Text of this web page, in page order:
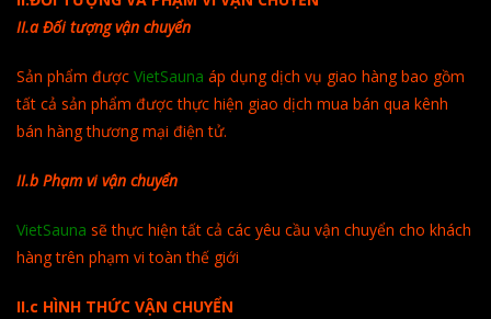
II.a Đối tượng vận chuyển
Sản phẩm được VietSauna áp dụng dịch vụ giao hàng bao gồm
tất cả sản phẩm được thực hiện giao dịch mua bán qua kênh
bán hàng thương mại điện tử.
II.b Phạm vi vận chuyển
VietSauna sẽ thực hiện tất cả các yêu cầu vận chuyển cho khách
hàng trên phạm vi toàn thế giới
II.c HÌNH THỨC VẬN CHUYỂN